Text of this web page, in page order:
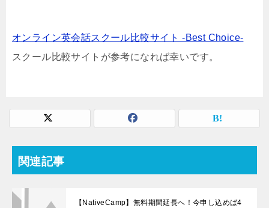
オンライン英会話スクール比較サイト -Best Choice-
スクール比較サイトが参考になれば幸いです。
関連記事
【NativeCamp】無料期間延長へ！今申し込めば4